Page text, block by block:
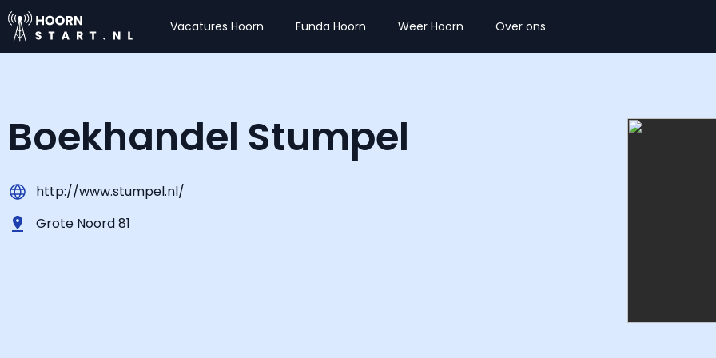
Vacatures Hoorn Funda Hoorn Weer Hoorn Over ons
Boekhandel Stumpel
http://www.stumpel.nl/
Grote Noord 81